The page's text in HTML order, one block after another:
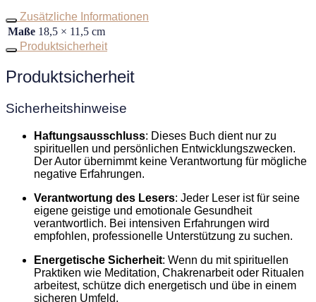
Zusätzliche Informationen
Maße 18,5 × 11,5 cm
Produktsicherheit
Produktsicherheit
Sicherheitshinweise
Haftungsausschluss: Dieses Buch dient nur zu
spirituellen und persönlichen Entwicklungszwecken.
Der Autor übernimmt keine Verantwortung für mögliche
negative Erfahrungen.
Verantwortung des Lesers: Jeder Leser ist für seine
eigene geistige und emotionale Gesundheit
verantwortlich. Bei intensiven Erfahrungen wird
empfohlen, professionelle Unterstützung zu suchen.
Energetische Sicherheit: Wenn du mit spirituellen
Praktiken wie Meditation, Chakrenarbeit oder Ritualen
arbeitest, schütze dich energetisch und übe in einem
sicheren Umfeld.